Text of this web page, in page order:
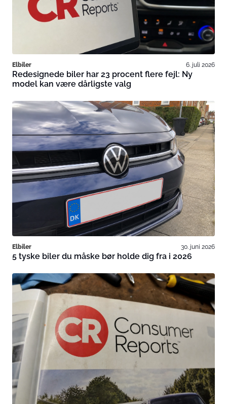
Elbiler 6. juli 2026
Redesignede biler har 23 procent flere fejl: Ny
model kan være dårligste valg
Elbiler 30. juni 2026
5 tyske biler du måske bør holde dig fra i 2026